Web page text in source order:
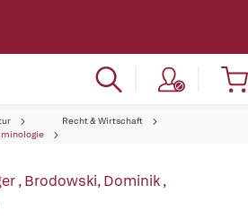
Recht & Wirtschaft
,Brodowski, Dominik,